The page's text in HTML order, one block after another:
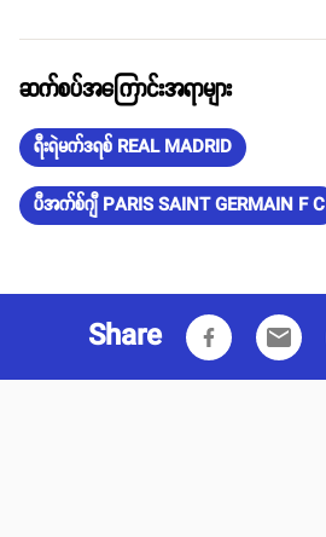
ဆက်စပ်အကြောင်းအရာများ
ရီးရဲမက်ဒရစ် REAL MADRID
ပီအက်စ်ဂျီ PARIS SAINT GERMAIN F C
Share email